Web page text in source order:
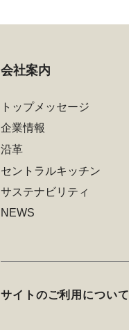
会社案内
トップメッセージ
企業情報
沿革
セントラルキッチン
サステナビリティ
NEWS
サイトのご利用について